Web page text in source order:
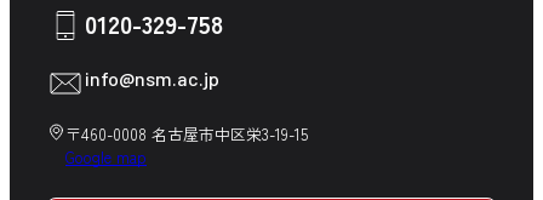
中学生の方へ
0120-329-758
info@nsm.ac.jp
〒460-0008 名古屋市中区栄3-19-15
Google map